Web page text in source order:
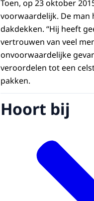
Toen, op 23 oktober
voorwaardelijk. De man
dakdekken. “Hij heeft
vertrouwen van veel
onvoorwaardelijke
veroordelen tot een
pakken.
Hoort bij